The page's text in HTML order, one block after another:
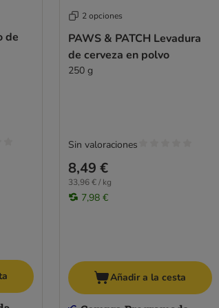
de
2 opciones
PAWS & PATCH Levadura
de cerveza en polvo
250 g
8,49 €
33,96 € / kg
7,98 €
Sin valoraciones
Añadir a la cesta